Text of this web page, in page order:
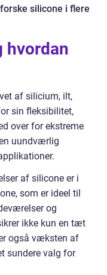
silicone i flere
hvordan
af silicium, ilt,
sin fleksibilitet,
over for ekstreme
uundværlig
af silicone er i
som er ideel til
og
ikke kun en tæt
også væksten af
sundere valg for